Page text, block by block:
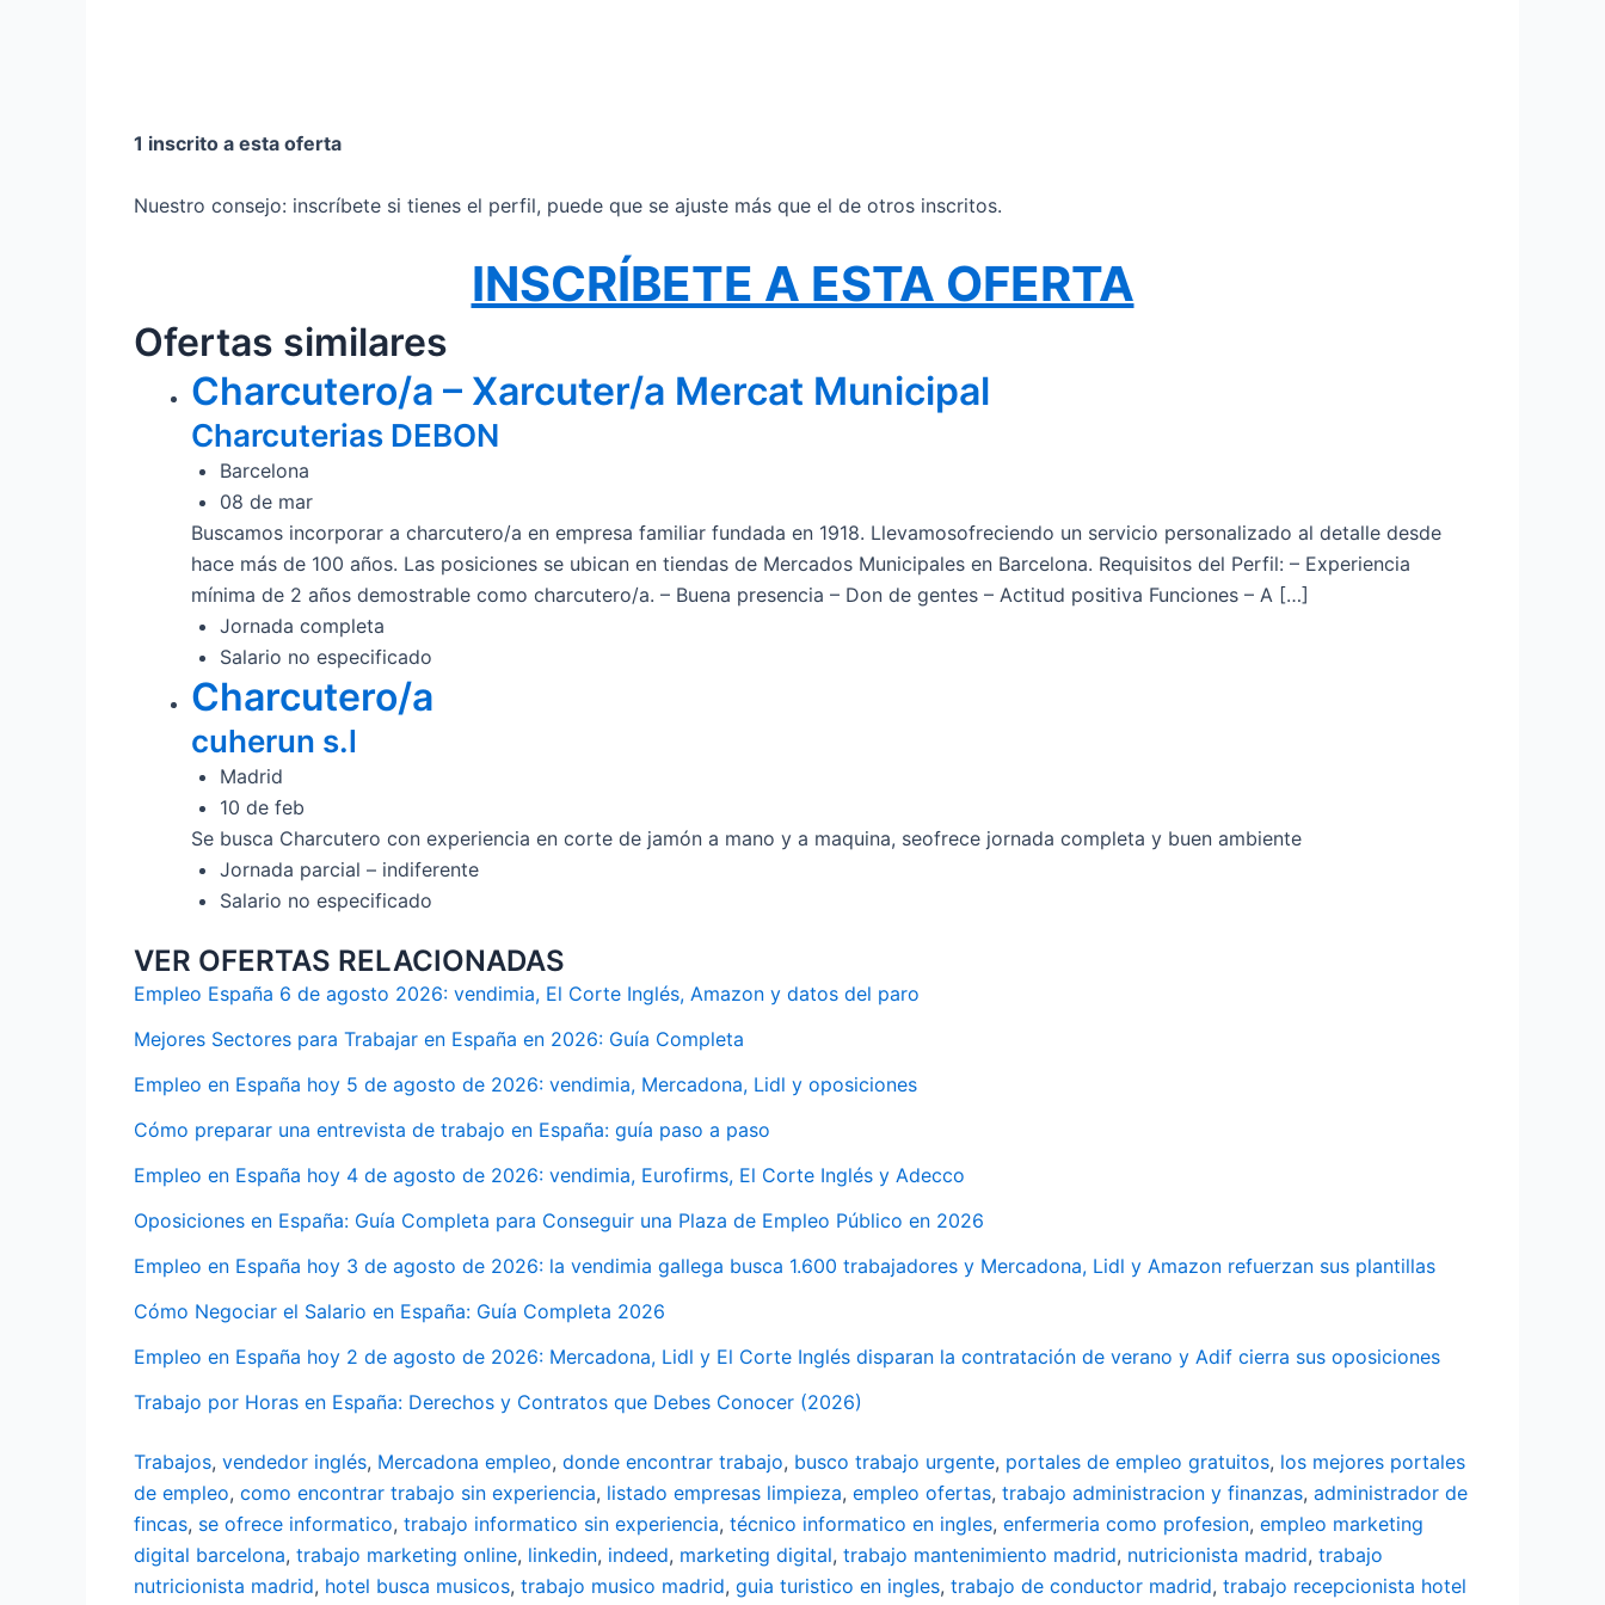
1 inscrito a esta oferta
Nuestro consejo: inscríbete si tienes el perfil, puede que se ajuste más que el de otros inscritos.
INSCRÍBETE A ESTA OFERTA
Ofertas similares
Charcutero/a – Xarcuter/a Mercat Municipal
Charcuterias DEBON
Barcelona
08 de mar
Buscamos incorporar a charcutero/a en empresa familiar fundada en 1918. Llevamosofreciendo un servicio personalizado al detalle desde
hace más de 100 años. Las posiciones se ubican en tiendas de Mercados Municipales en Barcelona. Requisitos del Perfil: – Experiencia
mínima de 2 años demostrable como charcutero/a. – Buena presencia – Don de gentes – Actitud positiva Funciones – A […]
Jornada completa
Salario no especificado
Charcutero/a
cuherun s.l
Madrid
10 de feb
Se busca Charcutero con experiencia en corte de jamón a mano y a maquina, seofrece jornada completa y buen ambiente
Jornada parcial – indiferente
Salario no especificado
VER OFERTAS RELACIONADAS
Empleo España 6 de agosto 2026: vendimia, El Corte Inglés, Amazon y datos del paro
Mejores Sectores para Trabajar en España en 2026: Guía Completa
Empleo en España hoy 5 de agosto de 2026: vendimia, Mercadona, Lidl y oposiciones
Cómo preparar una entrevista de trabajo en España: guía paso a paso
Empleo en España hoy 4 de agosto de 2026: vendimia, Eurofirms, El Corte Inglés y Adecco
Oposiciones en España: Guía Completa para Conseguir una Plaza de Empleo Público en 2026
Empleo en España hoy 3 de agosto de 2026: la vendimia gallega busca 1.600 trabajadores y Mercadona, Lidl y Amazon refuerzan sus plantillas
Cómo Negociar el Salario en España: Guía Completa 2026
Empleo en España hoy 2 de agosto de 2026: Mercadona, Lidl y El Corte Inglés disparan la contratación de verano y Adif cierra sus oposiciones
Trabajo por Horas en España: Derechos y Contratos que Debes Conocer (2026)
Trabajos, vendedor inglés, Mercadona empleo, donde encontrar trabajo, busco trabajo urgente, portales de empleo gratuitos, los mejores portales
de empleo, como encontrar trabajo sin experiencia, listado empresas limpieza, empleo ofertas, trabajo administracion y finanzas, administrador de
fincas, se ofrece informatico, trabajo informatico sin experiencia, técnico informatico en ingles, enfermeria como profesion, empleo marketing
digital barcelona, trabajo marketing online, linkedin, indeed, marketing digital, trabajo mantenimiento madrid, nutricionista madrid, trabajo
nutricionista madrid, hotel busca musicos, trabajo musico madrid, guia turistico en ingles, trabajo de conductor madrid, trabajo recepcionista hotel